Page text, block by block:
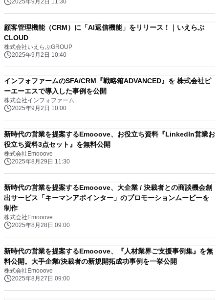
2025年9月2日 11:30
顧客管理機能（CRM）に「AI返信機能」をリリース！｜いえらぶ
CLOUD
株式会社いえらぶGROUP
2025年9月2日 10:40
インフォファームのSFA/CRM『戦略箱ADVANCED』を 株式会社ピ
ーエーエスで導入した事例を公開
株式会社インフォファーム
2025年9月2日 10:00
新時代の営業を提案するEmooove、お役立ち資料『LinkedIn営業お
役立ち資料3点セット』を無料公開
株式会社Emooove
2025年8月29日 11:30
新時代の営業を提案するEmooove、大企業 / 決裁者との商談機会創
出サービス「キーマンアポインター」のプロモーションムービーを
制作
株式会社Emooove
2025年8月28日 09:00
新時代の営業を提案するEmooove、『人材業界ご支援事例集』を無
料公開。大手企業/決裁者の新規開拓成功事例を一挙公開
株式会社Emooove
2025年8月27日 09:00